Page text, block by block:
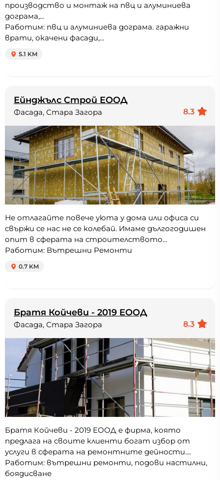
производство и монтаж на пвц и алуминиева
дограма,...
Работим: пвц и алуминиева дограма. гаражни
врати, окачени фасади,...
5.1 KM
Ейнджълс Строй ЕООД
8.3
Фасада, Стара Загора
Не отлагайте повече уюта у дома или офиса си
свържи се нас не се колебай. Имаме дългогодишен
опит в сферата на строителството...
Работим: Вътрешни Ремонти
0.7 KM
Братя Койчеви - 2019 ЕООД
8.3
Фасада, Стара Загора
Братя Койчеви - 2019 ЕООД е фирма, която
предлага на своите клиенти богат избор от
услуги в сферата на ремонтните дейности....
Работим: вътрешни ремонти, подови настилни,
боядисване